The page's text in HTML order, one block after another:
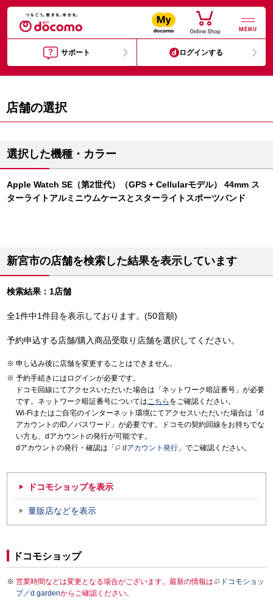
MENU
サポート ログインする
店舗の選択
選択した機種・カラー
Apple Watch SE（第2世代）（GPS + Cellularモデル） 44mm ス
ターライトアルミニウムケースとスターライトスポーツバンド
新宮市の店舗を検索した結果を表示しています
検索結果：1店舗
全1件中1件目を表示しております。(50音順)
予約申込する店舗/購入商品受取り店舗を選択してください。
申し込み後に店舗を変更することはできません。
予約手続きにはログインが必要です。
ドコモ回線にてアクセスいただいた場合は「ネットワーク暗証番号」が必要
です。ネットワーク暗証番号についてはこちら をご確認ください。
Wi-Fiまたはご自宅のインターネット環境にてアクセスいただいた場合は「d
アカウントのID／パスワード」が必要です。ドコモの契約回線をお持ちでな
い方も、dアカウントの発行が可能です。
dアカウントの発行・確認は「
dアカウント発行 」でご確認ください。
ドコモショップを表示
量販店などを表示
ドコモショップ
営業時間などは変更となる場合がございます。最新の情報は
ドコモショッ
プ／d gardenからご確認ください。